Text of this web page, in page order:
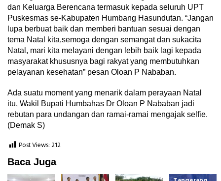
dan Keluarga Berencana termasuk kepada seluruh UPT
Puskesmas se-Kabupaten Humbang Hasundutan. “Jangan
lupa berbuat baik dan memberi bantuan sesuai dengan
tema Natal kita,semoga dengan semangat dan sukacita
Natal, mari kita melayani dengan lebih baik lagi kepada
masyarakat khususnya bagi rakyat yang membutuhkan
pelayanan kesehatan” pesan Oloan P Nababan.
Ada suatu moment yang menarik dalam perayaan Natal
itu, Wakil Bupati Humbahas Dr Oloan P Nababan jadi
rebutan para undangan dan ramai-ramai mengajak selfie.
(Demak S)
Post Views:212
Baca Juga